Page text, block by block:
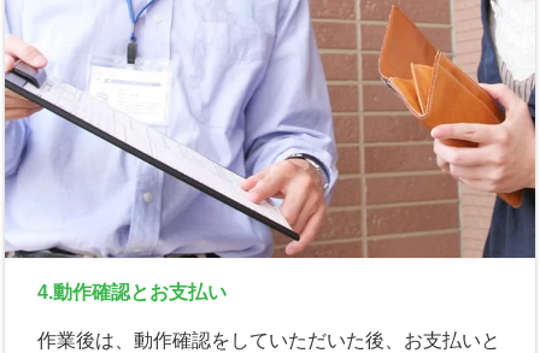
4.動作確認とお支払い
作業後は、動作確認をしていただいた後、お支払いと